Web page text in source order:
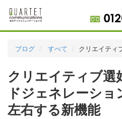
実績・お客様の声
初めて導入をお考えの方
ブログ すべて クリエイティ
クリエイティブ選
ドジェネレーシ
左右する新機能